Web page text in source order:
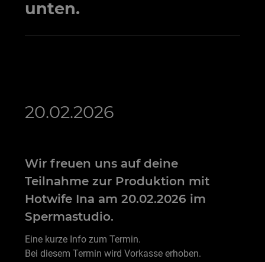
unten.
20.02.2026
Wir freuen uns auf deine
Teilnahme zur Produktion mit
Hotwife Ina am 20.02.2026 im
Spermastudio.
Eine kurze Info zum Termin.
Bei diesem Termin wird Vorkasse erhoben.